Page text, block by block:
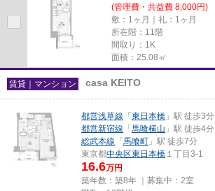
(管理費・共益費 8,000円)
敷：1ヶ月｜礼：1ヶ月
所在階：11階
間取り：1K
面積：25.08㎡
賃貸｜マンション casa KEITO
都営浅草線 「 東日本橋 」駅 徒歩3分
都営新宿線 「 馬喰横山 」駅 徒歩4分
総武本線 「 馬喰町 」駅 徒歩7分
東京都中央区東日本橋 １丁目3-1
16.6万円
築年数：築8年 ｜募集中： 2室